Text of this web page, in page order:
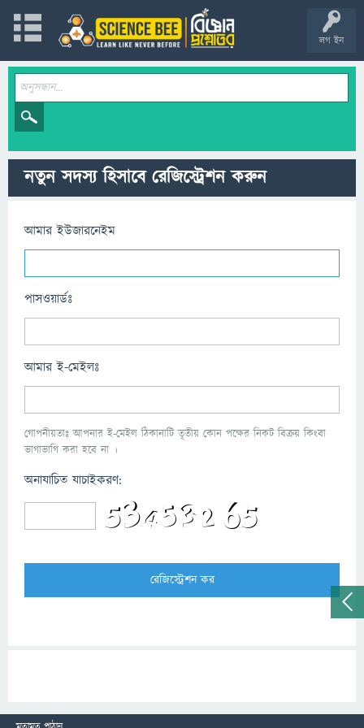
লগ ইন
নতুন সদস্য হিসাবে রেজিস্ট্রেশন করুন
আমার ইউজারনেইম
পাসওয়ার্ডঃ
আমার ই-মেইলঃ
গোপনীয়তাঃ আপনার ই-মেইল ঠিকানাটি তৃতীয় কোন পক্ষের নিকট বিক্রয় কিংবা
ভাগাভাগি করা হবে না ।
অনাযাচিত যাচাইকরণ: